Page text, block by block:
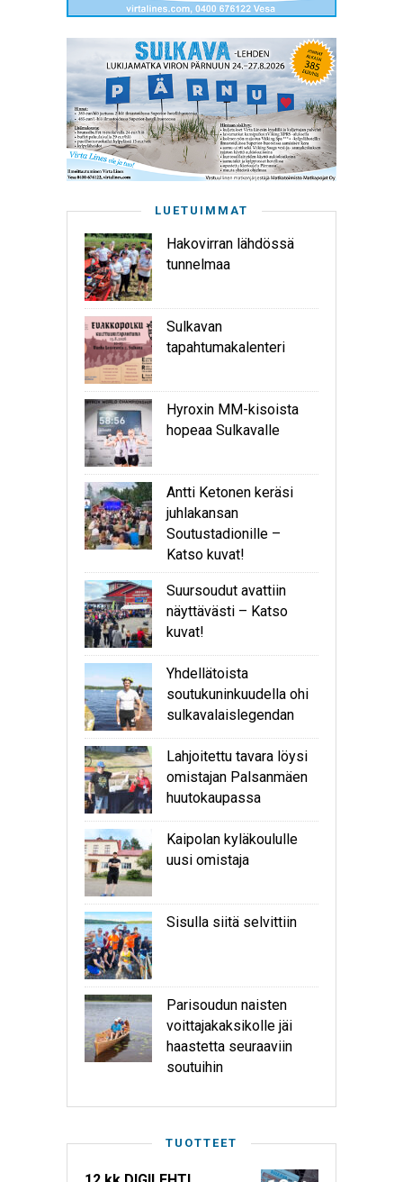
LUETUIMMAT
Hakovirran lähdössä
tunnelmaa
Sulkavan
tapahtumakalenteri
Hyroxin MM-kisoista
hopeaa Sulkavalle
Antti Ketonen keräsi
juhlakansan
Soutustadionille –
Katso kuvat!
Suursoudut avattiin
näyttävästi – Katso
kuvat!
Yhdellätoista
soutukuninkuudella ohi
sulkavalaislegendan
Lahjoitettu tavara löysi
omistajan Palsanmäen
huutokaupassa
Kaipolan kyläkoululle
uusi omistaja
Sisulla siitä selvittiin
Parisoudun naisten
voittajakaksikolle jäi
haastetta seuraaviin
soutuihin
TUOTTEET